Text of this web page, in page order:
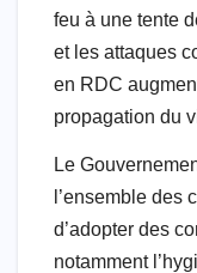
feu à une tente
et les attaques
en RDC
propagation du
Le
l’ensemble des
d’adopter des
notamment